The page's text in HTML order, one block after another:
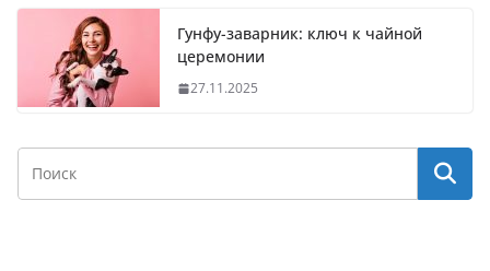
Гунфу-заварник: ключ к чайной
церемонии
27.11.2025